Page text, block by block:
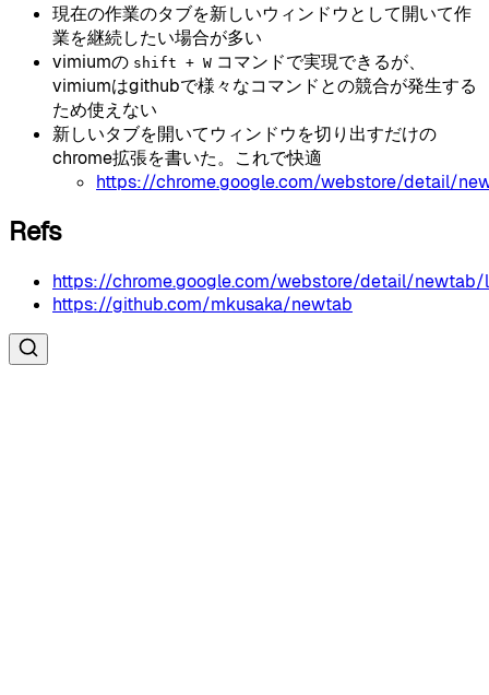
現在の作業のタブを新しいウィンドウとして開いて作
業を継続したい場合が多い
vimiumの shift + W コマンドで実現できるが、
vimiumはgithubで様々なコマンドとの競合が発生する
ため使えない
新しいタブを開いてウィンドウを切り出すだけの
chrome拡張を書いた。これで快適
https://chrome.google.com/webstore/detail/
Refs
https://chrome.google.com/webstore/detail/
https://github.com/mkusaka/newtab